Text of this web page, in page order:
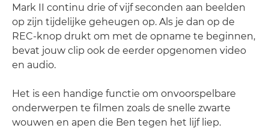
Mark II continu drie of vijf seconden aan beelden
op zijn tijdelijke geheugen op. Als je dan op de
REC-knop drukt om met de opname te beginnen,
bevat jouw clip ook de eerder opgenomen video
en audio.
Het is een handige functie om onvoorspelbare
onderwerpen te filmen zoals de snelle zwarte
wouwen en apen die Ben tegen het lijf liep.